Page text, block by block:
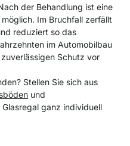
der Behandlung ist eine
Im Bruchfall zerfällt
reduziert so das
im Automobilbau
Schutz vor
Stellen Sie sich aus
und
ganz individuell